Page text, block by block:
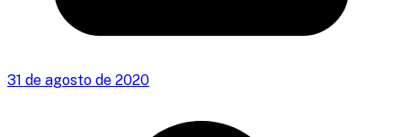
31 de agosto de 2020